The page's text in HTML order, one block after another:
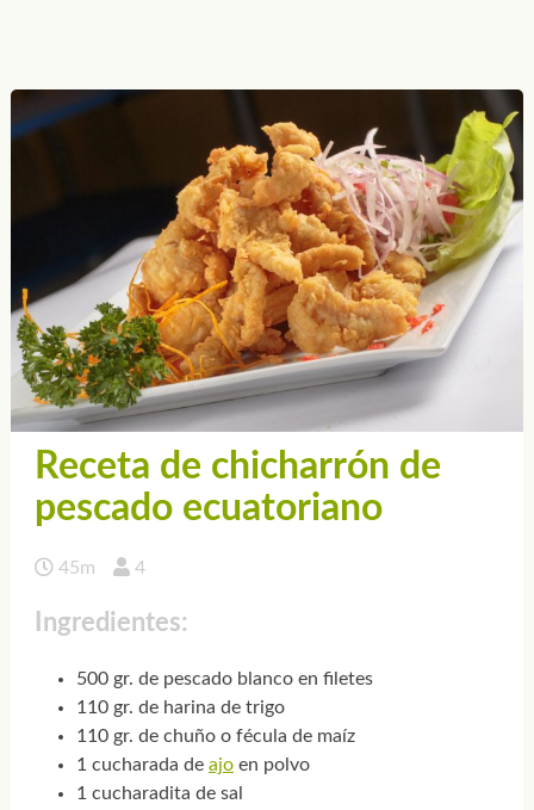
Receta de chicharrón de
pescado ecuatoriano
45m 4
Ingredientes:
500 gr. de pescado blanco en filetes
110 gr. de harina de trigo
110 gr. de chuño o fécula de maíz
1 cucharada de ajoen polvo
1 cucharadita de sal